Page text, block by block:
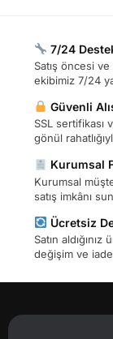
7/24
Satış öncesi
ekibimiz 7/24
Güvenli
SSL sertifikası
gönül
Kurumsal
Kurumsal
satış imkânı
Ücretsiz
Satın
değişim ve